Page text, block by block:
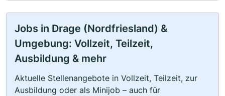
Jobs in Drage (Nordfriesland) &
Umgebung: Vollzeit, Teilzeit,
Ausbildung & mehr
Aktuelle Stellenangebote in Vollzeit, Teilzeit, zur
Ausbildung oder als Minijob – auch für